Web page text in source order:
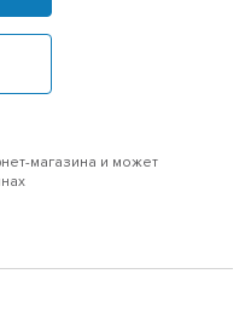
магазина и может